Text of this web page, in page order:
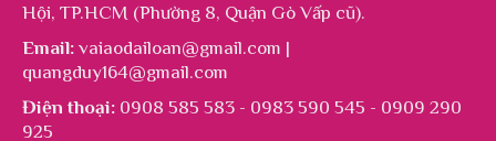
Hội, TP.HCM (Phường 8, Quận Gò Vấp cũ).
Email: vaiaodailoan@gmail.com |
quangduy164@gmail.com
Điện thoại: 0908 585 583 - 0983 590 545 - 0909 290
925